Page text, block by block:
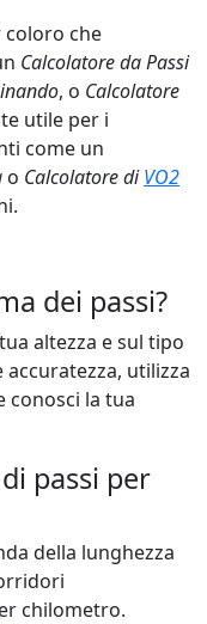
che
Calcolatore da Passi
, o Calcolatore
utile per i
come un
o Calcolatore diVO2
dei passi?
altezza e sul tipo
utilizza
conosci la tua
passi per
della lunghezza
chilometro.